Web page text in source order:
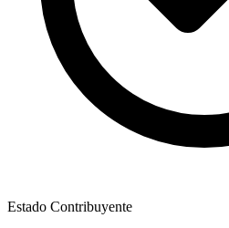
Estado Contribuyente